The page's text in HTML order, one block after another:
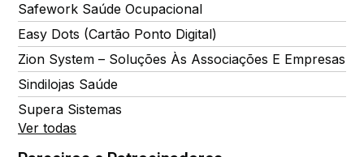
Safework Saúde Ocupacional
Easy Dots (Cartão Ponto Digital)
Zion System – Soluções Às Associações E Empresas
Sindilojas Saúde
Supera Sistemas
Ver todas